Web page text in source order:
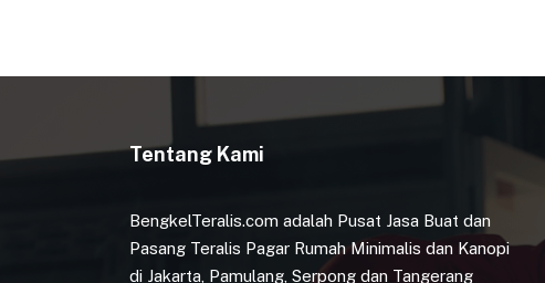
Tentang Kami
BengkelTeralis.com adalah Pusat Jasa Buat dan
Pasang Teralis Pagar Rumah Minimalis dan Kanopi
di Jakarta, Pamulang, Serpong dan Tangerang